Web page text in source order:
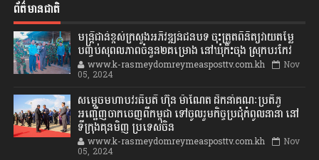
ព័ត៌មានជាតិ
មន្ត្រីជាន់ខ្ពស់ក្រសួងអភិវឌ្ឍន៍ជនបទ ចុះត្រួតពិនិត្យវាយតម្លៃ
បញ្ចប់សុពលភាពចំនួន២គម្រោង នៅឃុំកិះចុង ស្រុកបរកែវ
www.k-rasmeydomreymeasposttv.com.kh Nov
05, 2024
សម្តេចមហាបវរធិបតី ហ៊ុន ម៉ាណែត ដឹកនាំគណៈប្រតិភូ
អញ្ជើញចាកចេញពីកម្ពុជា ទៅចូលរួមកិច្ចប្រជុំកំពូលនានា នៅ
ទីក្រុងគុនមិញ ប្រទេសចិន
www.k-rasmeydomreymeasposttv.com.kh Nov
05, 2024